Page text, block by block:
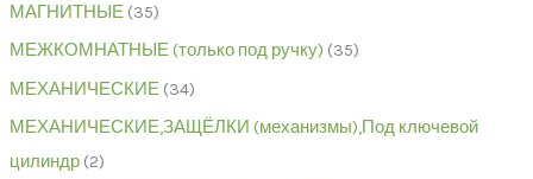
МАГНИТНЫЕ 35
МЕЖКОМНАТНЫЕ (только под ручку) 35
МЕХАНИЧЕСКИЕ 34
МЕХАНИЧЕСКИЕ,ЗАЩЁЛКИ (механизмы),Под ключевой
цилиндр 2